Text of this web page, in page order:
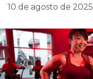
10 de agosto de 2025